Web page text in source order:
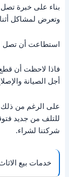
وتعرض لمشاكل
استطاعت أن تصل
فاذا لاحظت أن
أجل الصيانة
على الرغم من ذلك
للتلف من جديد
شركتنا لشراء.
خدمات بيع